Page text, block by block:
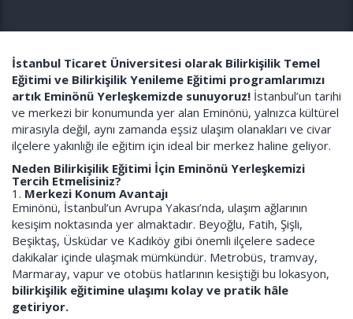
İstanbul Ticaret Üniversitesi olarak Bilirkişilik Temel
Eğitimi ve Bilirkişilik Yenileme Eğitimi programlarımızı
artık Eminönü Yerleşkemizde sunuyoruz! İstanbul’un tarihi
ve merkezi bir konumunda yer alan Eminönü, yalnızca kültürel
mirasıyla değil, aynı zamanda eşsiz ulaşım olanakları ve civar
ilçelere yakınlığı ile eğitim için ideal bir merkez haline geliyor.
Neden Bilirkişilik Eğitimi İçin Eminönü Yerleşkemizi
Tercih Etmelisiniz?
1. Merkezi Konum Avantajı
Eminönü, İstanbul’un Avrupa Yakası’nda, ulaşım ağlarının
kesişim noktasında yer almaktadır. Beyoğlu, Fatih, Şişli,
Beşiktaş, Üsküdar ve Kadıköy gibi önemli ilçelere sadece
dakikalar içinde ulaşmak mümkündür. Metrobüs, tramvay,
Marmaray, vapur ve otobüs hatlarının kesiştiği bu lokasyon,
bilirkişilik eğitimine ulaşımı kolay ve pratik hâle
getiriyor.